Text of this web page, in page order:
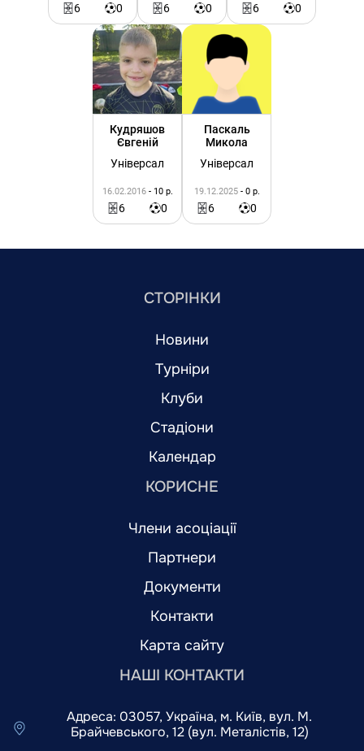
6 0 6 0 6 0
Кудряшов
Євгеній
Універсал
16.02.2016 - 10 р.
6 0
Паскаль
Микола
Універсал
19.12.2025 - 0 р.
6 0
СТОРІНКИ
Новини
Турніри
Клуби
Стадіони
Календар
КОРИСНЕ
Члени асоціації
Партнери
Документи
Контакти
Карта сайту
НАШІ КОНТАКТИ
Адреса: 03057, Україна, м. Київ, вул. М.
Брайчевського, 12 (вул. Металістів, 12)